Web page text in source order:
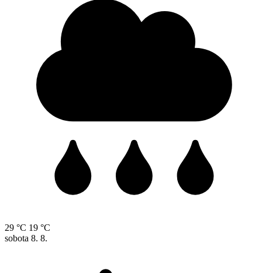
29 °C 19 °C
sobota 8. 8.